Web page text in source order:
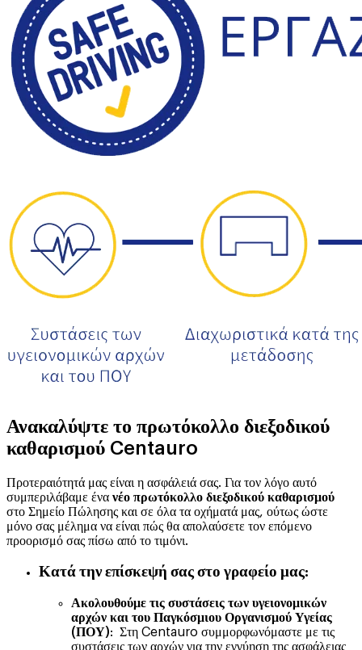
Ανακαλύψτε το πρωτόκολλο διεξοδικού
καθαρισμού Centauro
Προτεραιότητά μας είναι η ασφάλειά σας. Για τον λόγο αυτό
συμπεριλάβαμε ένα νέο πρωτόκολλο διεξοδικού καθαρισμού
στο Σημείο Πώλησης και σε όλα τα οχήματά μας, ούτως ώστε
μόνο σας μέλημα να είναι πώς θα απολαύσετε τον επόμενο
προορισμό σας πίσω από το τιμόνι.
Κατά την επίσκεψή σας στο γραφείο μας:
Ακολουθούμε τις συστάσεις των υγειονομικών
αρχών και του Παγκόσμιου Οργανισμού Υγείας
(ΠΟΥ): Στη Centauro συμμορφωνόμαστε με τις
συστάσεις των αρχών για την εγγύηση της ασφάλειας